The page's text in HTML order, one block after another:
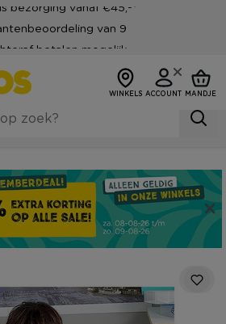
bezorging vanaf €45,-*
van 9
betalen mogelijk
WINKELS ACCOUNT MANDJE